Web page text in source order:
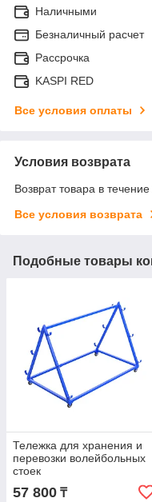
Наличными
Безналичный расчет
Рассрочка
KASPI RED
Все условия оплаты
Условия возврата
Возврат товара в
Все условия возврата
Подобные товары
Тележка для хранения и
перевозки волейбольных
стоек
57 800 ₸